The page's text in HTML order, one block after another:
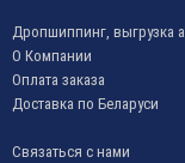
Дропшиппинг, выгрузка
О Компании
Оплата заказа
Доставка по Беларуси
Связаться с нами